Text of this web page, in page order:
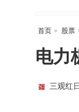
首页 > 股票
电力
三观红日